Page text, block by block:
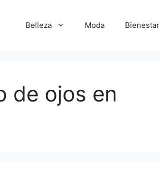
Belleza Moda Bienestar
de ojos en